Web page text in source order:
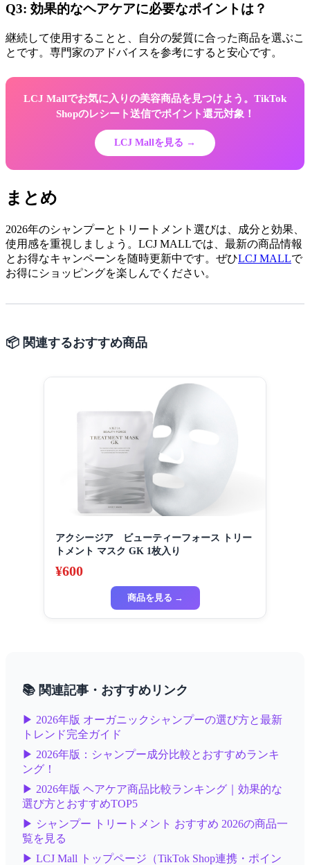
Q3: 効果的なヘアケアに必要なポイントは？
継続して使用することと、自分の髪質に合った商品を選ぶこ
とです。専門家のアドバイスを参考にすると安心です。
LCJ Mallでお気に入りの美容商品を見つけよう。TikTok
Shopのレシート送信でポイント還元対象！
LCJ Mallを見る →
まとめ
2026年のシャンプーとトリートメント選びは、成分と効果、
使用感を重視しましょう。LCJ MALLでは、最新の商品情報
とお得なキャンペーンを随時更新中です。ぜひLCJ MALLで
お得にショッピングを楽しんでください。
📦 関連するおすすめ商品
アクシージア ビューティーフォース トリー
トメント マスク GK 1枚入り
¥600
商品を見る →
📚 関連記事・おすすめリンク
▶ 2026年版 オーガニックシャンプーの選び方と最新
トレンド完全ガイド
▶ 2026年版：シャンプー成分比較とおすすめランキ
ング！
▶ 2026年版 ヘアケア商品比較ランキング｜効果的な
選び方とおすすめTOP5
▶ シャンプー トリートメント おすすめ 2026の商品一
覧を見る
▶ LCJ Mall トップページ（TikTok Shop連携・ポイン